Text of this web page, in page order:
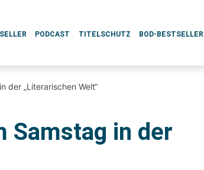
PODCAST TITELSCHUTZ BOD-BESTSELLER
der „Literarischen Welt“
Samstag in der